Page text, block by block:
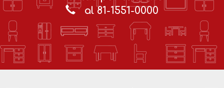
al 81-1551-0000